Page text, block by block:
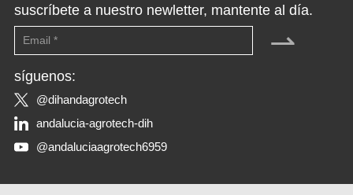
suscríbete a nuestro newletter, mantente al día.
⇀
síguenos:
@dihandagrotech
andalucia-agrotech-dih
@andaluciaagrotech6959